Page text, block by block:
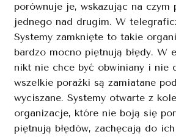
porównuje je, wskazując na czym
jednego nad drugim. W
Systemy zamknięte to takie
bardzo mocno piętnują błędy. W
nikt nie chce być obwiniany i nie
wszelkie porażki są zamiatane
wyciszane. Systemy otwarte z
organizacje, które nie boją się
piętnują błędów, zachęcają do